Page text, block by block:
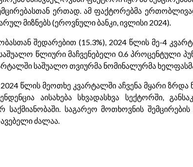
ერთად. ამ ფაქტორებმა
მიზნებს (ეროვნული ბანკი, ივლისი 2024).
შედარებით (15.3%), 2024 წლის მე-4
წლიური მაჩვენებელი 0.6 პროცენტული
საშუალო თვიურმა ნომინალურმა
წლის მეოთხე კვარტალში აჩვენა მყარი
აისახება სხვადასხვა სექტორში,
საგარეო მოთხოვნის
ძალაა.